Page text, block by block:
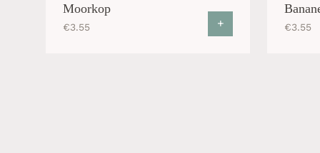
Moorkop
€3.55 + €3.55